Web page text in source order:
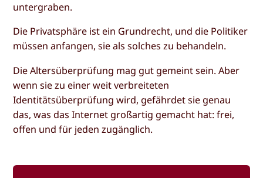
untergraben.
Die Privatsphäre ist ein Grundrecht, und die Politiker
müssen anfangen, sie als solches zu behandeln.
Die Altersüberprüfung mag gut gemeint sein. Aber
wenn sie zu einer weit verbreiteten
Identitätsüberprüfung wird, gefährdet sie genau
das, was das Internet großartig gemacht hat: frei,
offen und für jeden zugänglich.